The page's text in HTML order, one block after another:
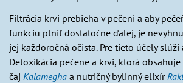
Filtrácia krvi prebieha v pečeni a aby
funkciu plniť dostatočne ďalej, je
jej každoročná očista. Pre tieto účely
Detoxikácia pečene a krvi, ktorá
čaj Kalamegha a nutričný bylinný elixír